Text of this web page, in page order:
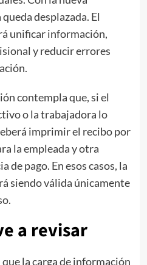
desplazada. El
unificar información,
y reducir errores
contempla que, si el
o la trabajadora lo
imprimir el recibo por
la empleada y otra
de pago. En esos casos, la
siendo válida únicamente
a revisar
la carga de información